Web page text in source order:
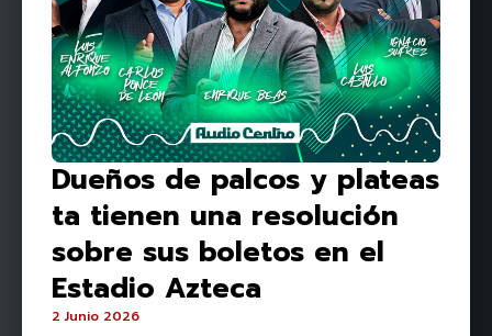
Dueños de palcos y plateas
ta tienen una resolución
sobre sus boletos en el
Estadio Azteca
2 Junio 2026